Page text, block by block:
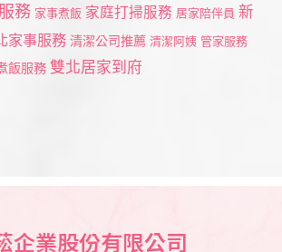
務 家事煮飯 家庭打掃服務 居家陪伴員 新
家事服務 清潔公司推薦 清潔阿姨 管家服務
飯服務 雙北居家到府
企業股份有限公司